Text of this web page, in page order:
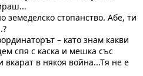
стопанство. Абе, ти
– като знам какви
спя с каска и мешка със
вкарат в някоя война...Тя не е